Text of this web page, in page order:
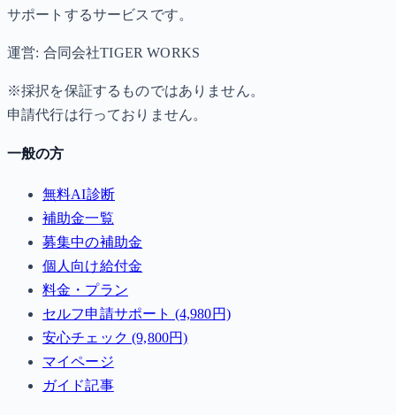
サポートするサービスです。
運営: 合同会社TIGER WORKS
※採択を保証するものではありません。
申請代行は行っておりません。
一般の方
無料AI診断
補助金一覧
募集中の補助金
個人向け給付金
料金・プラン
セルフ申請サポート (4,980円)
安心チェック (9,800円)
マイページ
ガイド記事